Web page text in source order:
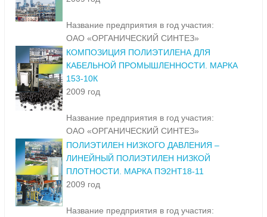
Название предприятия в год участия:
ОАО «ОРГАНИЧЕСКИЙ СИНТЕЗ»
КОМПОЗИЦИЯ ПОЛИЭТИЛЕНА ДЛЯ
КАБЕЛЬНОЙ ПРОМЫШЛЕННОСТИ. МАРКА
153-10К
2009 год
Название предприятия в год участия:
ОАО «ОРГАНИЧЕСКИЙ СИНТЕЗ»
ПОЛИЭТИЛЕН НИЗКОГО ДАВЛЕНИЯ –
ЛИНЕЙНЫЙ ПОЛИЭТИЛЕН НИЗКОЙ
ПЛОТНОСТИ. МАРКА ПЭ2НТ18-11
2009 год
Название предприятия в год участия: